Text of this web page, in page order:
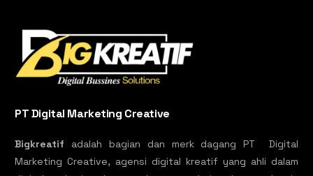
PT Digital Marketing Creative
Bigkreatif adalah bagian dan merk dagang PT Digital
Marketing Creative, agensi digital kreatif yang ahli dalam